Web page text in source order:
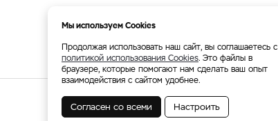
Мы принимаем:
Мы используем Cookies
Продолжая использовать наш сайт, вы соглашаетесь с
политикой использования Cookies. Это файлы в
браузере, которые помогают нам сделать ваш опыт
взаимодействия с сайтом удобнее.
Согласен со всеми Настроить